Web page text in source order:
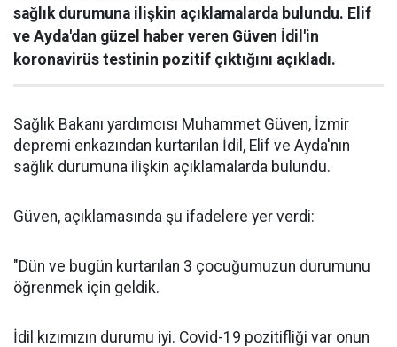
sağlık durumuna ilişkin açıklamalarda bulundu. Elif
ve Ayda'dan güzel haber veren Güven İdil'in
koronavirüs testinin pozitif çıktığını açıkladı.
Sağlık Bakanı yardımcısı Muhammet Güven, İzmir
depremi enkazından kurtarılan İdil, Elif ve Ayda'nın
sağlık durumuna ilişkin açıklamalarda bulundu.
Güven, açıklamasında şu ifadelere yer verdi:
"Dün ve bugün kurtarılan 3 çocuğumuzun durumunu
öğrenmek için geldik.
İdil kızımızın durumu iyi. Covid-19 pozitifliği var onun